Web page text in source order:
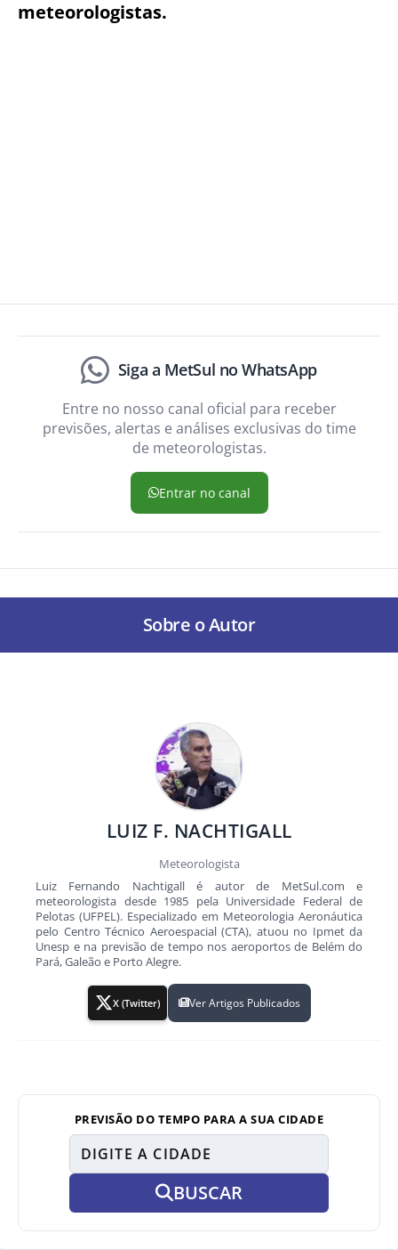
meteorologistas.
Siga a MetSul no WhatsApp
Entre no nosso canal oficial para receber
previsões, alertas e análises exclusivas do time
de meteorologistas.
Entrar no canal
Sobre o Autor
LUIZ F. NACHTIGALL
Meteorologista
Luiz Fernando Nachtigall é autor de MetSul.com e
meteorologista desde 1985 pela Universidade Federal de
Pelotas (UFPEL). Especializado em Meteorologia Aeronáutica
pelo Centro Técnico Aeroespacial (CTA), atuou no Ipmet da
Unesp e na previsão de tempo nos aeroportos de Belém do
Pará, Galeão e Porto Alegre.
X (Twitter) Ver Artigos Publicados
PREVISÃO DO TEMPO PARA A SUA CIDADE
BUSCAR